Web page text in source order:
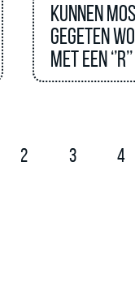
Kunnen
gegeten
met een
2 3 4